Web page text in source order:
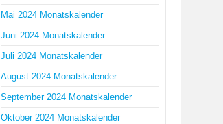
Mai 2024 Monatskalender
Juni 2024 Monatskalender
Juli 2024 Monatskalender
August 2024 Monatskalender
September 2024 Monatskalender
Oktober 2024 Monatskalender